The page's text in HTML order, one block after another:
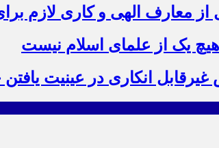
از معارف الهی و کاری لازم
یک از علمای اسلام نیست
انکاری در عینیت یافتن